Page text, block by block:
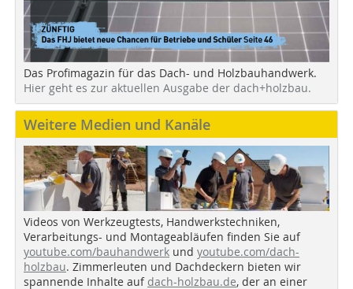
Das Profimagazin für das Dach- und Holzbauhandwerk.
Hier geht es zur aktuellen Ausgabe der dach+holzbau.
Weitere Medien und Kanäle
Videos von Werkzeugtests, Handwerkstechniken,
Verarbeitungs- und Montageabläufen finden Sie auf
youtube.com/bauhandwerk und youtube.com/dach-
holzbau. Zimmerleuten und Dachdeckern bieten wir
spannende Inhalte auf dach-holzbau.de, der an einer